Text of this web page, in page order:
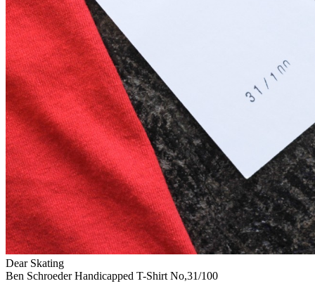
Dear Skating
Ben Schroeder Handicapped T-Shirt No,31/100